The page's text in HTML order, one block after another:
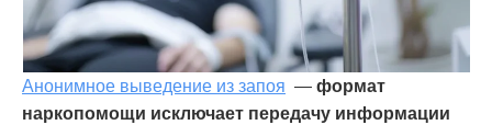
Анонимное выведение из запоя — формат
наркопомощи исключает передачу информации